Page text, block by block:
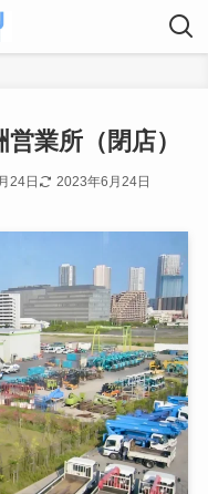
業所（閉店）
24日 2023年6月24日